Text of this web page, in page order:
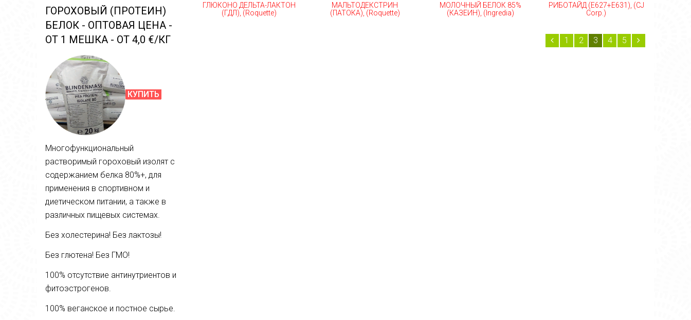
ГОРОХОВЫЙ (ПРОТЕИН)
БЕЛОК - ОПТОВАЯ ЦЕНА -
ОТ 1 МЕШКА - ОТ 4,0 €/КГ
КУПИТЬ
Многофункциональный
растворимый гороховый изолят с
содержанием белка 80%+, для
применения в спортивном и
диетическом питании, а также в
различных пищевых системах.
Без холестерина! Без лактозы!
Без глютена! Без ГМО!
100% отсутствие антинутриентов и
фитоэстрогенов.
100% веганское и постное сырье.
ГЛЮКОНО ДЕЛЬТА-ЛАКТОН
(ГДЛ), (Roquette)
МАЛЬТОДЕКСТРИН
(ПАТОКА), (Roquette)
МОЛОЧНЫЙ БЕЛОК 85%
(КАЗЕИН), (Ingredia)
РИБОТАЙД (E627+E631), (CJ
Corp.)
1 2 3 4 5